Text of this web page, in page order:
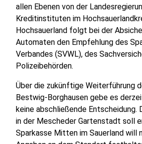
allen Ebenen von der
Kreditinstituten im
Hochsauerland folgt bei der
Automaten den Empfehlung des
Verbandes (SVWL), des
Polizeibehörden.
Über die zukünftige Weiterführung
Bestwig-Borghausen gebe es
keine abschließende Entscheidung.
in der Mescheder Gartenstadt soll
Sparkasse Mitten im Sauerland will